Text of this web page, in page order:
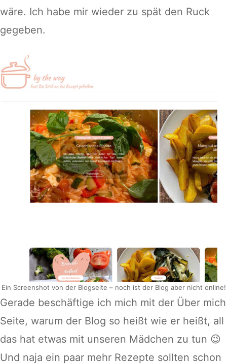
wäre. Ich habe mir wieder zu spät den Ruck
gegeben.
Ein Screenshot von der Blogseite – noch ist der Blog aber nicht online!
Gerade beschäftige ich mich mit der Über mich
Seite, warum der Blog so heißt wie er heißt, all
das hat etwas mit unseren Mädchen zu tun 😉
Und naja ein paar mehr Rezepte sollten schon